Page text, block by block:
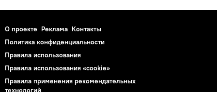
О проекте Реклама Контакты
Политика конфиденциальности
Правила использования
Правила использования «cookie»
Правила применения рекомендательных
технологий